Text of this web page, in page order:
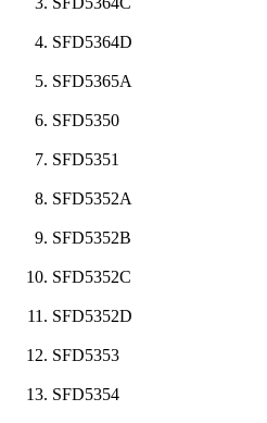
SFD5364D
SFD5365A
SFD5350
SFD5351
SFD5352A
SFD5352B
SFD5352C
SFD5352D
SFD5353
SFD5354